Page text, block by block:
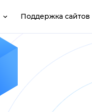
Поддержка сайтов